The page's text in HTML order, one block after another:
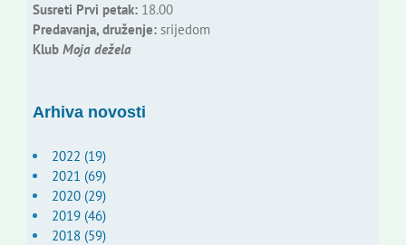
Susreti Prvi petak:18.00
Predavanja, druženje:srijedom
Klub Moja dežela
Arhiva novosti
2022 (19)
2021 (69)
2020 (29)
2019 (46)
2018 (59)